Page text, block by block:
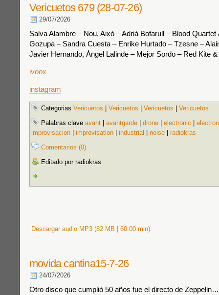
Vericuetos 679 (28-07-26)
29/07/2026
Salva Alambre – Nou, Això – Adriá Bofarull – Blood Quartet
Gozupa – Sandra Cuesta – Enrike Hurtado – Tzesne –
Javier Hernando, Ángel Lalinde – Mejor Sordo – Red Kite
ivoox
instagram
Categorias Vericuetos Vericuetos Vericuetos
Vericuetos
Palabras clave avant avantgarde drone electronic
improvisacion
improvisation industrial noise
radiokras
Comentarios (0)
Editado por radiokras
Descargar audio MP3 (82 MB | 60:00 min)
movida cantina15-7-26
24/07/2026
Otro disco que cumplió 50 años fue el directo de